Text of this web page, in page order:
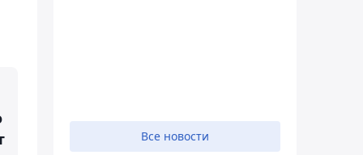
Все новости